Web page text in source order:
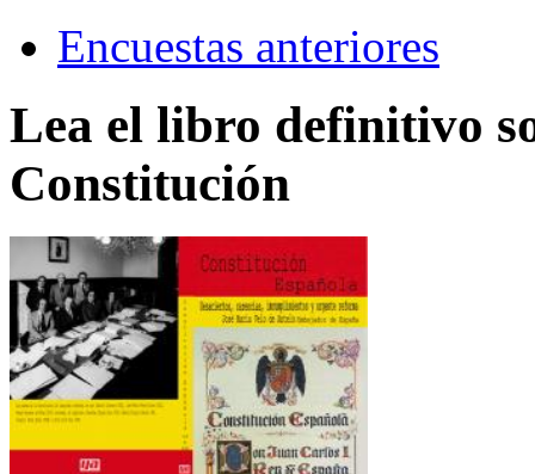
Encuestas anteriores
Lea el libro definitivo
Constitución